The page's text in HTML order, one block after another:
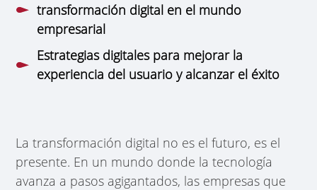
transformación digital en el mundo
empresarial
Estrategias digitales para mejorar la
experiencia del usuario y alcanzar el éxito
La transformación digital no es el futuro, es el
presente. En un mundo donde la tecnología
avanza a pasos agigantados, las empresas que